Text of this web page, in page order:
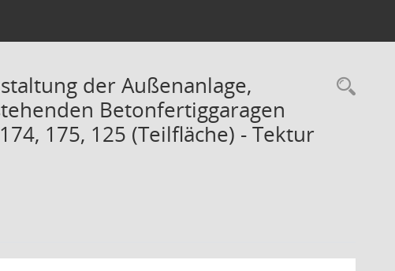
der Außenanlage,
Betonfertiggaragen
175, 125 (Teilfläche) - Tektur